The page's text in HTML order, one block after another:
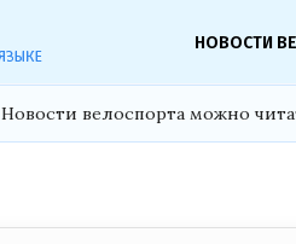
НОВОСТИ
Новости велоспорта можно